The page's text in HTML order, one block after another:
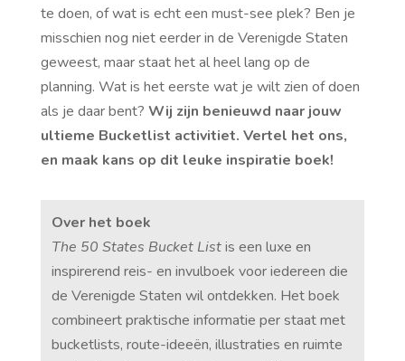
te doen, of wat is echt een must-see plek? Ben je
misschien nog niet eerder in de Verenigde Staten
geweest, maar staat het al heel lang op de
planning. Wat is het eerste wat je wilt zien of doen
als je daar bent? Wij zijn benieuwd naar jouw
ultieme Bucketlist activitiet. Vertel het ons,
en maak kans op dit leuke inspiratie boek!
Over het boek
The 50 States Bucket Listis een luxe en
inspirerend reis- en invulboek voor iedereen die
de Verenigde Staten wil ontdekken. Het boek
combineert praktische informatie per staat met
bucketlists, route-ideeën, illustraties en ruimte